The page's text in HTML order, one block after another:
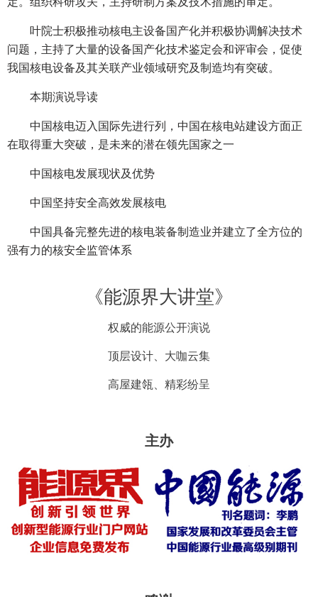
叶院士积极推动核电主设备国产化并积极协调解决技术
问题，主持了大量的设备国产化技术鉴定会和评审会，促使
我国核电设备及其关联产业领域研究及制造均有突破。
本期演说导读
中国核电迈入国际先进行列，中国在核电站建设方面正
在取得重大突破，是未来的潜在领先国家之一
中国核电发展现状及优势
中国坚持安全高效发展核电
中国具备完整先进的核电装备制造业并建立了全方位的
强有力的核安全监管体系
《能源界大讲堂》
权威的能源公开演说
顶层设计、大咖云集
高屋建瓴、精彩纷呈
主办